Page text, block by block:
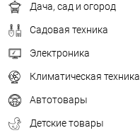
Дача, сад и огород
Садовая техника
Электроника
Климатическая техника
Автотовары
Детские товары